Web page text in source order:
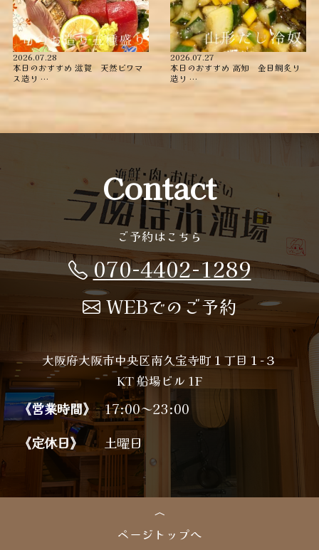
2026.07.28
本日のおすすめ ︎滋賀 天然ビワマ
ス造り …
2026.07.27
本日のおすすめ ︎高知 金目鯛炙り
造り ︎…
Contact
ご予約はこちら
070-4402-1289
WEBでのご予約
大阪府大阪市中央区南久宝寺町１丁目１−３
KT 船場ビル 1F
《営業時間》 17:00～23:00
《定休日》 土曜日
ページトップへ